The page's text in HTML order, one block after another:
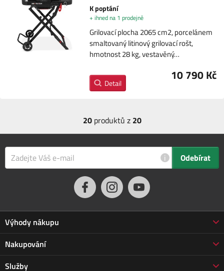
K poptání
+ ihned na 1 prodejně
Grilovací plocha 2065 cm2, porcelánem
smaltovaný litinový grilovací rošt,
hmotnost 28 kg, vestavěný…
10 790 Kč
Detail
20produktů z 20
i Odebírat
Výhody nákupu
Proč nakupovat u nás
3letá záruka Jarabák
Nakupování
Obchodní podmínky
Služby